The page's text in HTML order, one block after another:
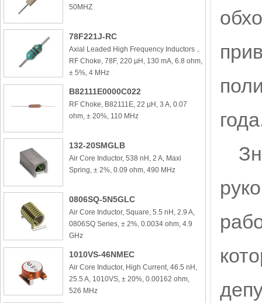
50MHZ
78F221J-RC
Axial Leaded High Frequency Inductors，
RF Choke, 78F, 220 µH, 130 mA, 6.8 ohm,
± 5%, 4 MHz
B82111E0000C022
RF Choke, B82111E, 22 µH, 3 A, 0.07
ohm, ± 20%, 110 MHz
132-20SMGLB
Air Core Inductor, 538 nH, 2 A, Maxi
Spring, ± 2%, 0.09 ohm, 490 MHz
0806SQ-5N5GLC
Air Core Inductor, Square, 5.5 nH, 2.9 A,
0806SQ Series, ± 2%, 0.0034 ohm, 4.9
GHz
1010VS-46NMEC
Air Core Inductor, High Current, 46.5 nH,
25.5 A, 1010VS, ± 20%, 0.00162 ohm,
526 MHz